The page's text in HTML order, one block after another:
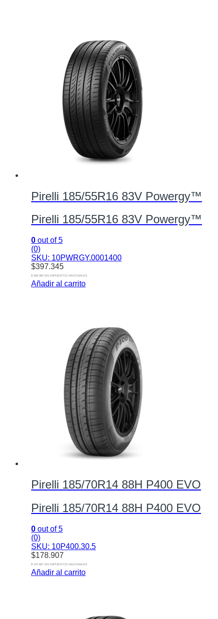
Pirelli 185/55R16 83V Powergy™
Pirelli 185/55R16 83V Powergy™
0 out of 5
(0)
SKU: 10PWRGY.0001400
$397.345
$ 328.384 SIN IMPUESTOS NACIONALES
Añadir al carrito
Pirelli 185/70R14 88H P400 EVO
Pirelli 185/70R14 88H P400 EVO
0 out of 5
(0)
SKU: 10P400.30.5
$178.907
$ 147.857 SIN IMPUESTOS NACIONALES
Añadir al carrito